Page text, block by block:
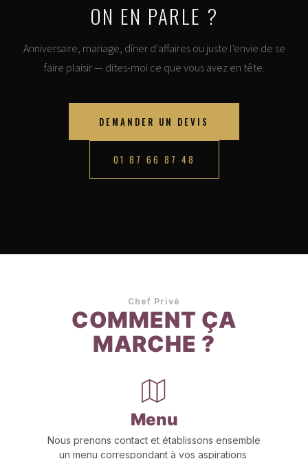
ON EN PARLE ?
Anniversaire, mariage, dîner d'affaires ou juste l'envie de se
faire plaisir — dites-moi ce que vous avez en tête.
DEMANDER UN DEVIS
01 87 66 87 48
Chef Privé
COMMENT ÇA
MARCHE ?
Menu
Nous prenons contact et établissons ensemble
un menu correspondant à vos aspirations